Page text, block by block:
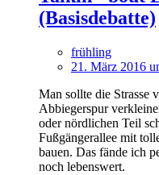
(Basisdebatte)
frühling
21. März 2016
Man sollte die Strasse
Abbiegerspur
oder nördlichen Teil
Fußgängerallee mit
bauen. Das fände ich
noch lebenswert.